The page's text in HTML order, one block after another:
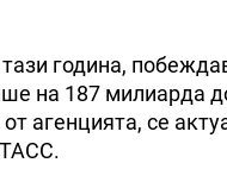
година,
на 187 милиарда
агенцията, се
ТАСС.